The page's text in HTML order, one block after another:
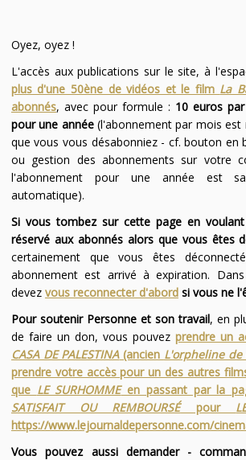
Oyez, oyez !
L'accès aux publications sur le site, à
plus d'une 50ène de vidéos et le film La
abonnés, avec pour formule : 10 euros
pour une année(l'abonnement par mois est
que vous vous désabonniez - cf. bouton en
ou gestion des abonnements sur votre
l'abonnement pour une année est
automatique).
Si vous tombez sur cette page en
réservé aux abonnés alors que vous êtes
certainement que vous êtes
abonnement est arrivé à expiration.
devez vous reconnecter d'abordsi vous ne
Pour soutenir Personne et son travail, en
de faire un don, vous pouvez prendre un
CASA DE PALESTINA(ancien L'orpheline de
prendre votre accès pour un des autres
que LE SURHOMMEen passant par la
SATISFAIT OU REMBOURSÉpour
https://www.lejournaldepersonne.com/
Vous pouvez aussi demander -